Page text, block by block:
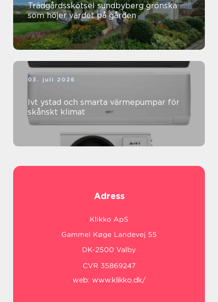
Trädgårdsskötsel sundbyberg grönska
som höjer värdet på gården
03. juli 2026
Ivt ystad och smarta värmepumpar för
skånskt klimat
Adress
web: www.klikko.dk/